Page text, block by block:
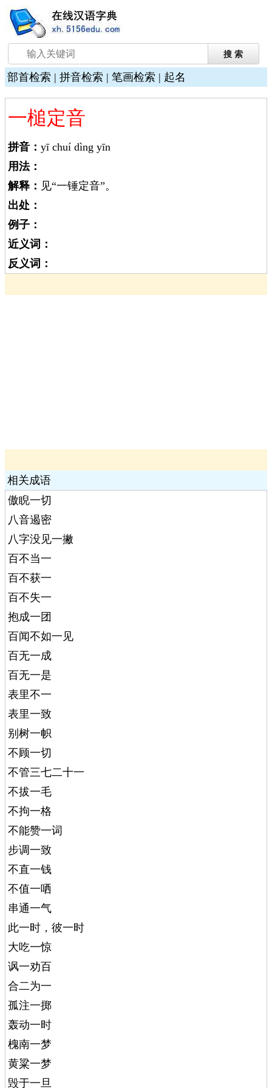
部首检索 | 拼音检索 | 笔画检索 | 起名
一槌定音
拼音： yī chuí dìng yīn
用法：
解释： 见“一锤定音”。
出处：
例子：
近义词：
反义词：
相关成语
傲睨一切
八音遏密
八字没见一撇
百不当一
百不获一
百不失一
抱成一团
百闻不如一见
百无一成
百无一是
表里不一
表里一致
别树一帜
不顾一切
不管三七二十一
不拔一毛
不拘一格
不能赞一词
步调一致
不直一钱
不值一哂
串通一气
此一时，彼一时
大吃一惊
讽一劝百
合二为一
孤注一掷
轰动一时
槐南一梦
黄粱一梦
毁于一旦